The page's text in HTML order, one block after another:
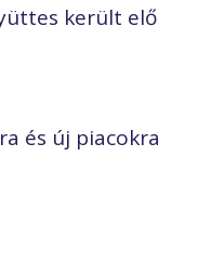
került elő
és új piacokra